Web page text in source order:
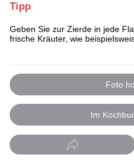
Tipp
Geben Sie zur Zierde in jede
frische Kräuter, wie
Foto
Im